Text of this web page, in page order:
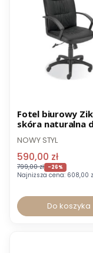
Promocja
Fotel biurowy
skóra naturalna
NOWY STYL
590,00 zł
799,00 zł -26%
Najniższa cena: 608,00
Do koszyka